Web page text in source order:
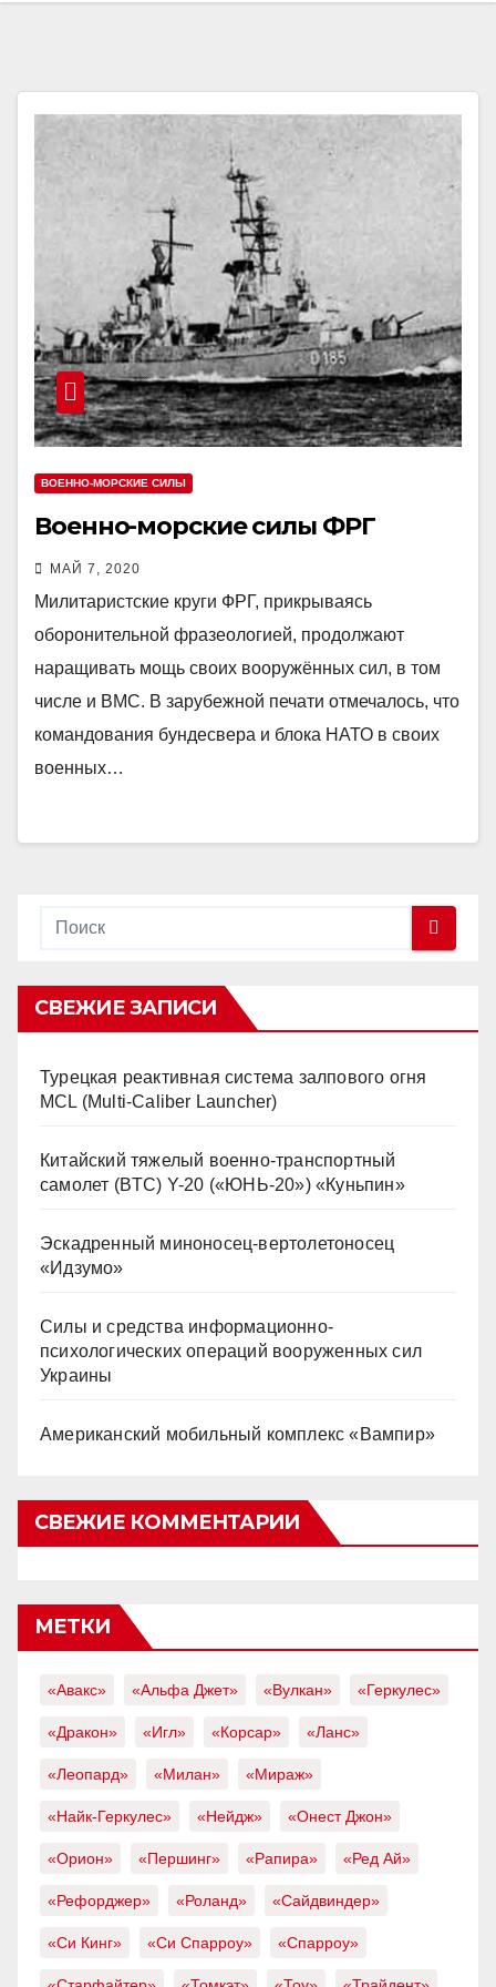
ВОЕННО-МОРСКИЕ СИЛЫ
Военно-морские силы ФРГ
МАЙ 7, 2020
Милитаристские круги ФРГ, прикрываясь
оборонительной фразеологией, продолжают
наращивать мощь своих вооружённых сил, в том
числе и ВМС. В зарубежной печати отмечалось, что
командования бундесвера и блока НАТО в своих
военных…
СВЕЖИЕ ЗАПИСИ
Турецкая реактивная система залпового огня
MCL (Multi-Caliber Launcher)
Китайский тяжелый военно-транспортный
самолет (BTC) Y-20 («ЮНЬ-20») «Куньпин»
Эскадренный миноносец-вертолетоносец
«Идзумо»
Силы и средства информационно-
психологических операций вооруженных сил
Украины
Американский мобильный комплекс «Вампир»
СВЕЖИЕ КОММЕНТАРИИ
МЕТКИ
«Авакс» «Альфа Джет» «Вулкан» «Геркулес»
«Дракон» «Игл» «Корсар» «Ланс»
«Леопард» «Милан» «Мираж»
«Найк-Геркулес» «Нейдж» «Онест Джон»
«Орион» «Першинг» «Рапира» «Ред Ай»
«Рефорджер» «Роланд» «Сайдвиндер»
«Си Кинг» «Си Спарроу» «Спарроу»